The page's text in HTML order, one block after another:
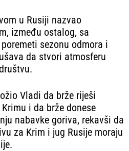
u Rusiji nazvao
između ostalog, sa
sezonu odmora i
da stvori atmosferu
Vladi da brže riješi
i da brže donese
nabavke goriva, rekavši da
za Krim i jug Rusije moraju